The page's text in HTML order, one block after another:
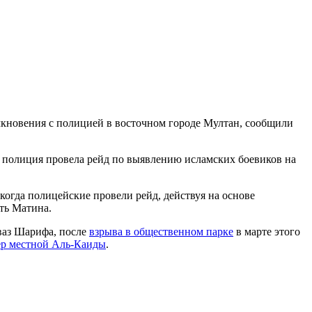
с полицией в восточном городе Мултан, сообщили
провела рейд по выявлению исламских боевиков на
полицейские провели рейд, действуя на основе
Матина.
Шарифа, после взрыва в общественном парке в марте этого
местной Аль-Каиды.